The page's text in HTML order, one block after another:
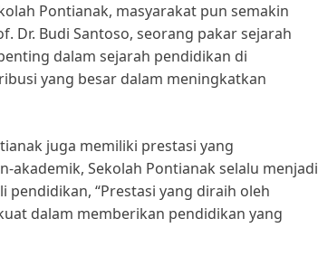
Pontianak, masyarakat pun semakin
Dr. Budi Santoso, seorang pakar sejarah
dalam sejarah pendidikan di
yang besar dalam meningkatkan
juga memiliki prestasi yang
Sekolah Pontianak selalu menjadi
pendidikan, “Prestasi yang diraih oleh
dalam memberikan pendidikan yang